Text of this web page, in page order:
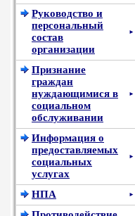
Руководство и
персональный
состав
организации
►
Признание
граждан
нуждающимися в
социальном
обслуживании
►
Информация о
предоставляемых
социальных
услугах
►
НПА ►